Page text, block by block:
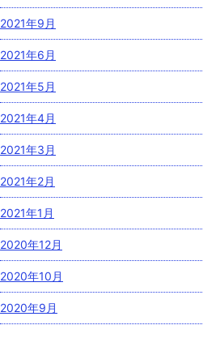
2021年9月
2021年6月
2021年5月
2021年4月
2021年3月
2021年2月
2021年1月
2020年12月
2020年10月
2020年9月